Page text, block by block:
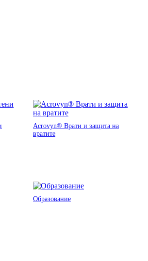
Acrovyn® Врати и защита на
вратите
Образование